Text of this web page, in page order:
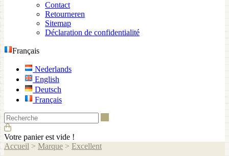
Contact
Retourneren
Sitemap
Déclaration de confidentialité
Français
Nederlands
English
Deutsch
Français
Votre panier est vide !
Accueil > Marque > Excellent